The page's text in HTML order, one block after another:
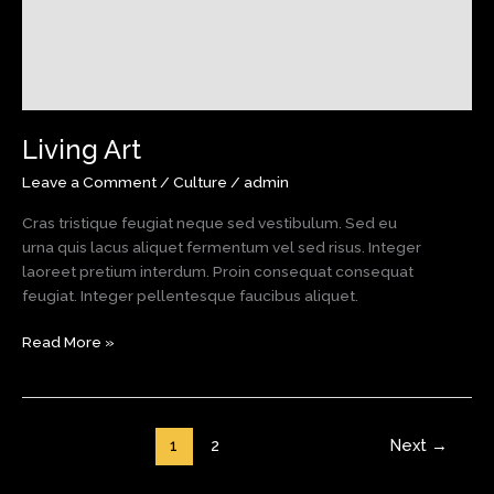
Living Art
Leave a Comment / Culture / admin
Cras tristique feugiat neque sed vestibulum. Sed eu
urna quis lacus aliquet fermentum vel sed risus. Integer
laoreet pretium interdum. Proin consequat consequat
feugiat. Integer pellentesque faucibus aliquet.
Living
Read More »
1 2 Next →